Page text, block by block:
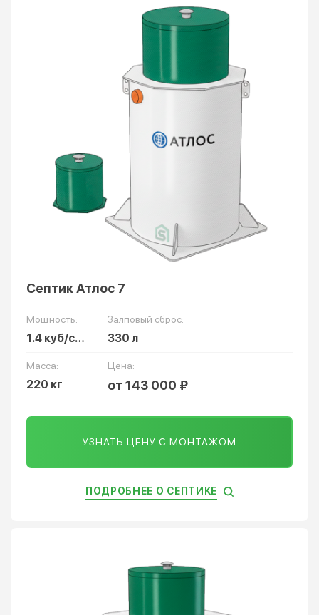
Септик Атлос 7
Мощность:
1.4 куб/сут
Залповый сброс:
330 л
Масса:
220 кг
Цена:
от 143 000 ₽
УЗНАТЬ ЦЕНУ С МОНТАЖОМ
ПОДРОБНЕЕ О СЕПТИКЕ